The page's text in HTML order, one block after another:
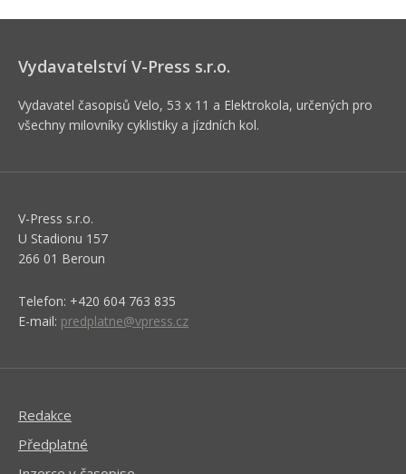
Vydavatelství V-Press s.r.o.
Vydavatel časopisů Velo, 53 x 11 a Elektrokola, určených pro
všechny milovníky cyklistiky a jízdních kol.
V-Press s.r.o.
U Stadionu 157
266 01 Beroun
Telefon: +420 604 763 835
E-mail: predplatne@vpress.cz
Redakce
Předplatné